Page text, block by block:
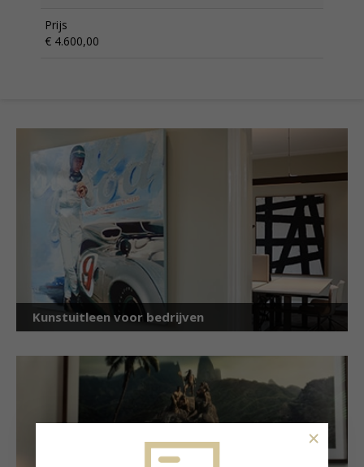
Prijs
€ 4.600,00
Kunstuitleen voor bedrijven
×